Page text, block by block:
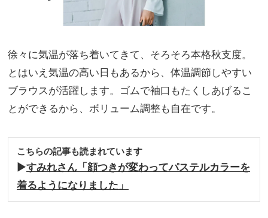
徐々に気温が落ち着いてきて、そろそろ本格秋支度。
とはいえ気温の高い日もあるから、体温調節しやすい
ブラウスが活躍します。ゴムで袖口もたくしあげるこ
とができるから、ボリューム調整も自在です。
こちらの記事も読まれています
▶︎すみれさん「顔つきが変わってパステルカラーを
着るようになりました」